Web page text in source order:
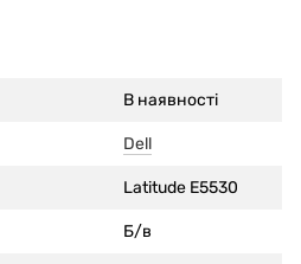
В наявності
Dell
Latitude E5530
Б/в